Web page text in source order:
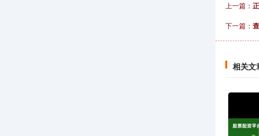
上一篇：
下一篇：
相关文